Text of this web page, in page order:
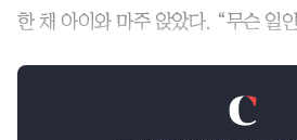
한 채 아이와 마주 앉았다. “무슨 일